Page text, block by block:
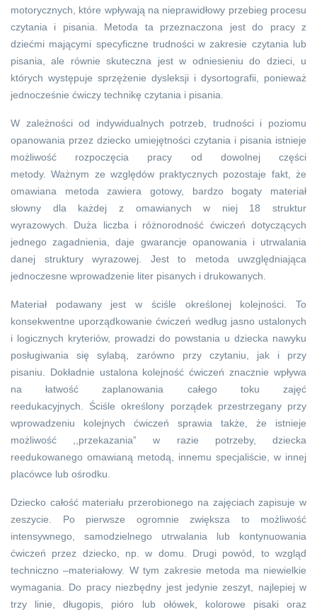
motorycznych, które wpływają na nieprawidłowy przebieg procesu
czytania i pisania. Metoda ta przeznaczona jest do pracy z
dziećmi mającymi specyficzne trudności w zakresie czytania lub
pisania, ale równie skuteczna jest w odniesieniu do dzieci, u
których występuje sprzężenie dysleksji i dysortografii, ponieważ
jednocześnie ćwiczy technikę czytania i pisania.
W zależności od indywidualnych potrzeb, trudności i poziomu
opanowania przez dziecko umiejętności czytania i pisania istnieje
możliwość rozpoczęcia pracy od dowolnej części
metody. Ważnym ze względów praktycznych pozostaje fakt, że
omawiana metoda zawiera gotowy, bardzo bogaty materiał
słowny dla każdej z omawianych w niej 18 struktur
wyrazowych. Duża liczba i różnorodność ćwiczeń dotyczących
jednego zagadnienia, daje gwarancje opanowania i utrwalania
danej struktury wyrazowej. Jest to metoda uwzględniająca
jednoczesne wprowadzenie liter pisanych i drukowanych.
Materiał podawany jest w ściśle określonej kolejności. To
konsekwentne uporządkowanie ćwiczeń według jasno ustalonych
i logicznych kryteriów, prowadzi do powstania u dziecka nawyku
posługiwania się sylabą, zarówno przy czytaniu, jak i przy
pisaniu. Dokładnie ustalona kolejność ćwiczeń znacznie wpływa
na łatwość zaplanowania całego toku zajęć
reedukacyjnych. Ściśle określony porządek przestrzegany przy
wprowadzeniu kolejnych ćwiczeń sprawia także, że istnieje
możliwość ,,przekazania” w razie potrzeby, dziecka
reedukowanego omawianą metodą, innemu specjaliście, w innej
placówce lub ośrodku.
Dziecko całość materiału przerobionego na zajęciach zapisuje w
zeszycie. Po pierwsze ogromnie zwiększa to możliwość
intensywnego, samodzielnego utrwalania lub kontynuowania
ćwiczeń przez dziecko, np. w domu. Drugi powód, to wzgląd
techniczno –materiałowy. W tym zakresie metoda ma niewielkie
wymagania. Do pracy niezbędny jest jedynie zeszyt, najlepiej w
trzy linie, długopis, pióro lub ołówek, kolorowe pisaki oraz